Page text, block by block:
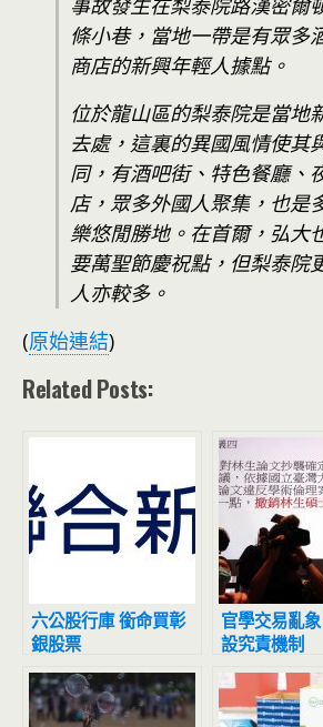
事故發生在梨泰院路漢密爾
條小巷，當地一帶是有眾多
商店的新興年輕人據點。
位於龍山區的梨泰院是當地
去處，這裏的異國風情使其
同，有酒吧街、特色餐廳、
店，眾多外國人聚集，也是
樂悠閒勝地。在首爾，弘大
要萬聖節慶祝點，但梨泰院
人亦較多。
(原始連結)
Related Posts:
六公股行庫 銜命買彰
銀股票
官學交易亂
設究責機制